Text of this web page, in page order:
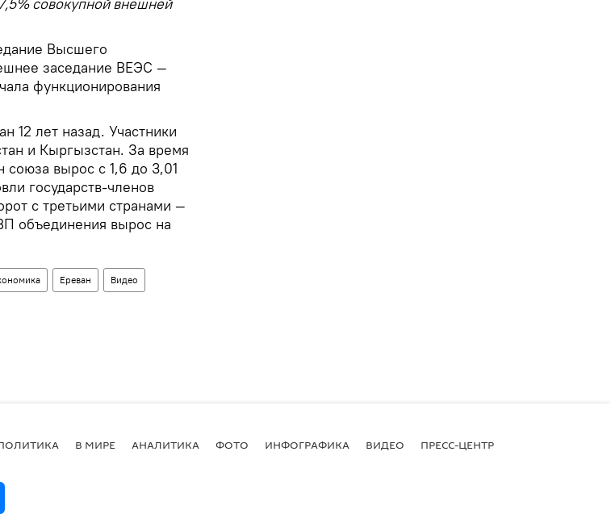
Высшего
заседание ВЕЭС —
функционирования
12 лет назад. Участники
и Кыргызстан. За время
вырос с 1,6 до 3,01
государств-членов
с третьими странами —
объединения вырос на
Ереван Видео
В МИРЕ АНАЛИТИКА ФОТО ИНФОГРАФИКА ВИДЕО ПРЕСС-ЦЕНТР